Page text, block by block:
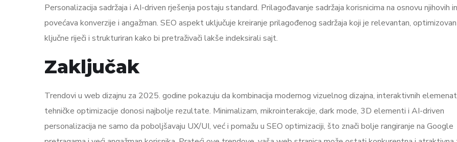
Personalizacija sadržaja i AI-driven rješenja postaju standard. Prilagođavanje sadržaja korisnicima na osnovu njihovih
povećava konverzije i angažman. SEO aspekt uključuje kreiranje prilagođenog sadržaja koji je relevantan,
ključne riječi i strukturiran kako bi pretraživači lakše indeksirali sajt.
Zaključak
Trendovi u web dizajnu za 2025. godine pokazuju da kombinacija modernog vizuelnog dizajna, interaktivnih
tehničke optimizacije donosi najbolje rezultate. Minimalizam, mikrointerakcije, dark mode, 3D elementi i AI-driven
personalizacija ne samo da poboljšavaju UX/UI, već i pomažu u SEO optimizaciji, što znači bolje rangiranje na Google